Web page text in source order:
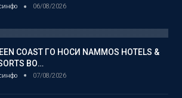
06/08/2026
COAST ГО НОСИ NAMMOS HOTELS &
ВО…
07/08/2026